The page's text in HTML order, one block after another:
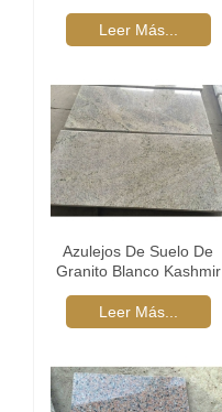
Leer Más...
Azulejos De Suelo De
Granito Blanco Kashmir
Leer Más...